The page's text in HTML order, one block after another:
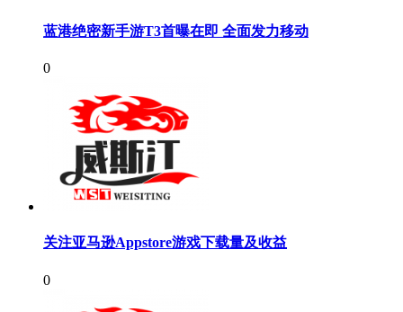
蓝港绝密新手游T3首曝在即 全面发力移动
0
关注亚马逊Appstore游戏下载量及收益
0